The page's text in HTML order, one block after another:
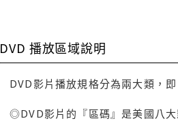
DVD 播放區域說明
DVD影片播放規格分為兩大類，
◎DVD影片的『區碼』是美國八